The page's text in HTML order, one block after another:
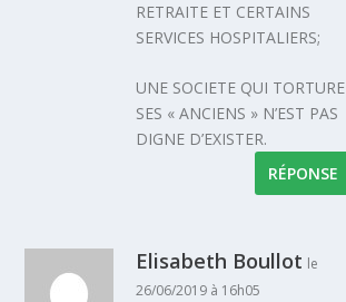
RETRAITE ET CERTAINS
SERVICES HOSPITALIERS;
UNE SOCIETE QUI TORTURE
SES « ANCIENS » N’EST PAS
DIGNE D’EXISTER.
RÉPONSE
Elisabeth Boullot le
26/06/2019 à 16h05